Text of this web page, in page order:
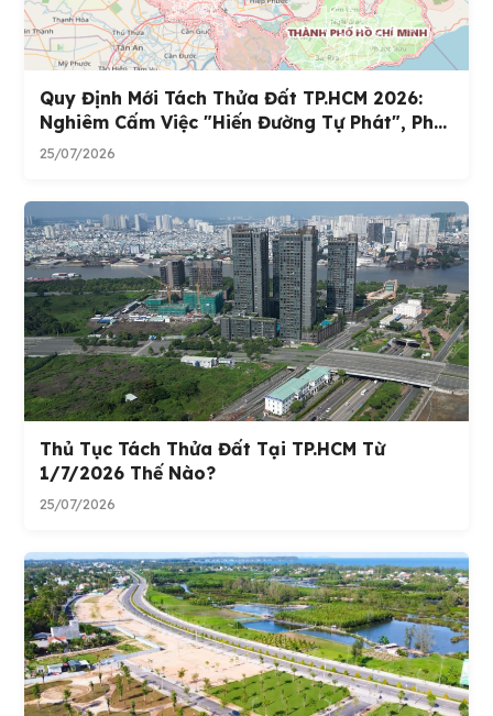
Quy Định Mới Tách Thửa Đất TP.HCM 2026:
Nghiêm Cấm Việc "hiến Đường Tự Phát", Ph...
25/07/2026
Thủ Tục Tách Thửa Đất Tại TP.HCM Từ
1/7/2026 Thế Nào?
25/07/2026